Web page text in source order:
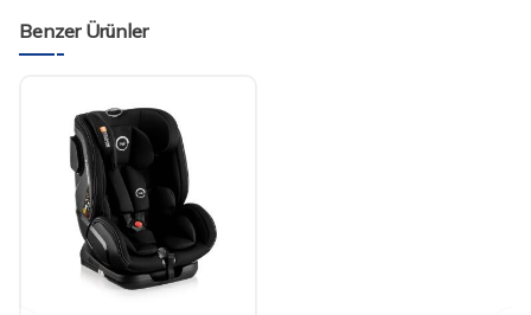
Benzer Ürünler